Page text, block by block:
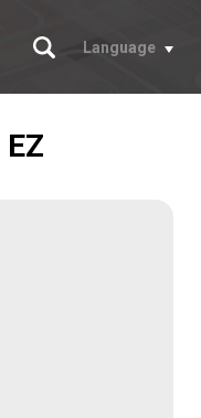
Chercher
Language
EZ